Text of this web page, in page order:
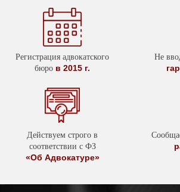
Регистрация адвокатского
бюро в 2015 г.
Не
Действуем строго в
соответствии с ФЗ
«Об Адвокатуре»